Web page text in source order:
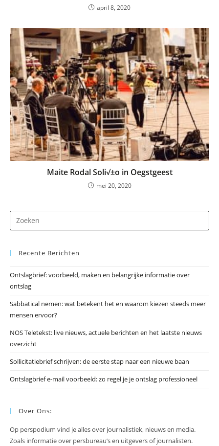
april 8, 2020
Maite Rodal Soli√±o in Oegstgeest
mei 20, 2020
op
Recente Berichten
Ontslagbrief: voorbeeld, maken en belangrijke informatie over
ontslag
Sabbatical nemen: wat betekent het en waarom kiezen steeds meer
mensen ervoor?
NOS Teletekst: live nieuws, actuele berichten en het laatste nieuws
overzicht
Sollicitatiebrief schrijven: de eerste stap naar een nieuwe baan
Ontslagbrief e-mail voorbeeld: zo regel je je ontslag professioneel
Over Ons:
Op perspodium vind je alles over journalistiek, nieuws en media.
Zoals informatie over persbureau’s en uitgevers of journalisten.